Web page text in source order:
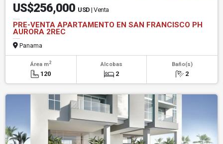
US$256,000 USD | Venta
PRE-VENTA APARTAMENTO EN SAN FRANCISCO PH
AURORA 2REC
Panama
Área m2
120
Alcobas
2
Baño(s)
2